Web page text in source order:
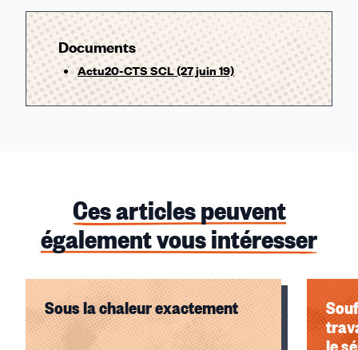
Documents
Actu20-CTS SCL (27 juin 19)
Ces articles peuvent
également vous intéresser
Sous la chaleur exactement
le